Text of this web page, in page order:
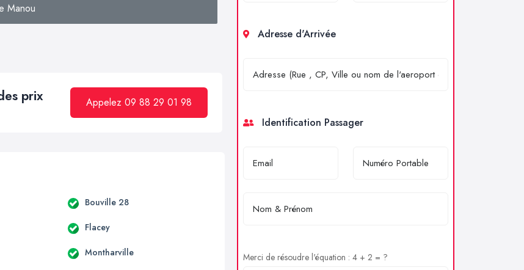
Manou
prix Appelez 09 88 29 01 98
Bouville 28
Flacey
Montharville
Adresse d'Arrivée
Identification Passager
Merci de résoudre l'équation : 4 + 2 = ?